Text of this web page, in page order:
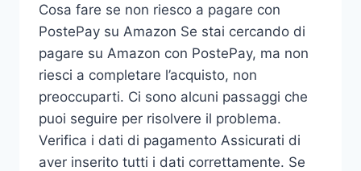
Cosa fare se non riesco a pagare con
PostePay su Amazon Se stai cercando di
pagare su Amazon con PostePay, ma non
riesci a completare l’acquisto, non
preoccuparti. Ci sono alcuni passaggi che
puoi seguire per risolvere il problema.
Verifica i dati di pagamento Assicurati di
aver inserito tutti i dati correttamente. Se